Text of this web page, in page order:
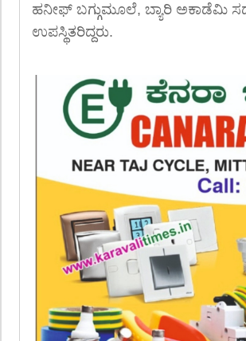
ಹನೀಫ್ ಬಗ್ಗುಮೂಲೆ, ಬ್ಯಾರಿ ಅಕಾಡೆಮಿ
ಉಪಸ್ಥಿತರಿದ್ದರು.